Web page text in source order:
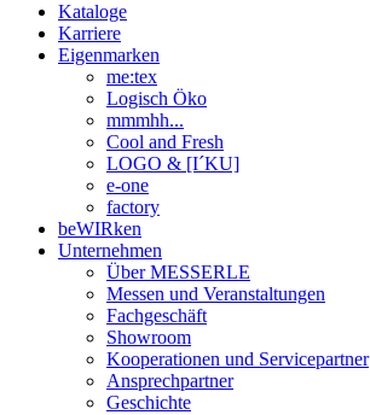
Kataloge
Karriere
Eigenmarken
me:tex
Logisch Öko
mmmhh...
Cool and Fresh
LOGO & [I´KU]
e-one
factory
beWIRken
Unternehmen
Über MESSERLE
Messen und Veranstaltungen
Fachgeschäft
Showroom
Kooperationen und Servicepartner
Ansprechpartner
Geschichte